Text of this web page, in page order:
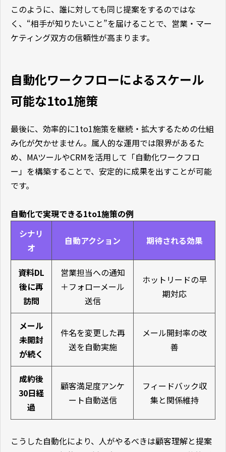
このように、誰に対しても同じ提案をするのではな
く、“相手が知りたいこと”を届けることで、営業・マー
ケティング双方の信頼性が高まります。
自動化ワークフローによるスケール
可能な1to1施策
最後に、効率的に1to1施策を継続・拡大するための仕組
み化が欠かせません。属人的な運用では限界があるた
め、MAツールやCRMを活用して「自動化ワークフロ
ー」を構築することで、安定的に成果を出すことが可能
です。
自動化で実現できる1to1施策の例
シナリ
オ
自動アクション 期待される効果
資料DL
後に再
訪問
営業担当への通知
＋フォローメール
送信
ホットリードの早
期対応
メール
未開封
が続く
件名を変更した再
送を自動実施
メール開封率の改
善
成約後
30日経
過
顧客満足度アンケ
ート自動送信
フィードバック収
集と関係維持
こうした自動化により、人がやるべきは顧客理解と提案